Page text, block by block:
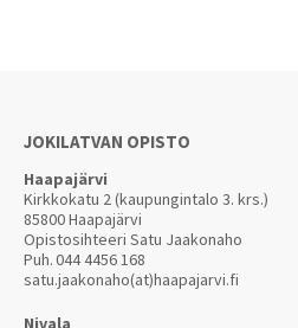
JOKILATVAN OPISTO
Haapajärvi
Kirkkokatu 2 (kaupungintalo 3. krs.)
85800 Haapajärvi
Opistosihteeri Satu Jaakonaho
Puh.044 4456 168
satu.jaakonaho(at)haapajarvi.fi
Nivala